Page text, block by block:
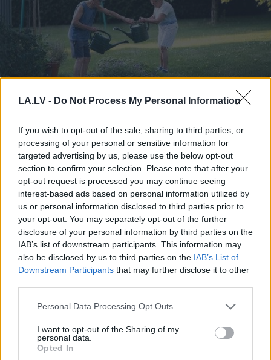
LA.LV - Do Not Process My Personal Information
If you wish to opt-out of the sale, sharing to third parties, or
processing of your personal or sensitive information for
targeted advertising by us, please use the below opt-out
section to confirm your selection. Please note that after your
opt-out request is processed you may continue seeing
interest-based ads based on personal information utilized by
us or personal information disclosed to third parties prior to
your opt-out. You may separately opt-out of the further
disclosure of your personal information by third parties on the
IAB’s list of downstream participants. This information may
also be disclosed by us to third parties on the IAB’s List of
Downstream Participants that may further disclose it to other
Please note that this website/app uses one or more Google
not limited to your visit or usage behaviour. You may click to
grant or deny consent to Google and its third-party tags to
use your data for below specified purposes in below Google
Personal Data Processing Opt Outs
I want to opt-out of the Sharing of my
personal data.
Opted In
Horoskopi 7. augustam.
Šodien vislabāk par tevi
runās paveiktais, tāpēc nav
nepieciešams visu sīki
skaidrot
VIDEO. “Kārtējais Rīgas
domes šedevrs!”
Šoferis dusmīgs par
nejēdzīgo stabiņu
“Kurjūs ar to somu X
stundā vispār
skriesiet?” Latvijas